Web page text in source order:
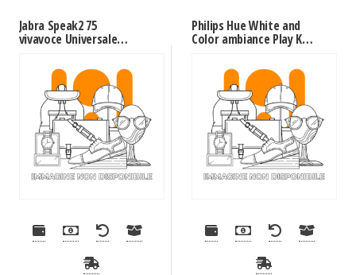
Jabra Speak2 75
vivavoce Universale
Philips Hue White and
Color ambiance Play Kit
Base con alimentatore